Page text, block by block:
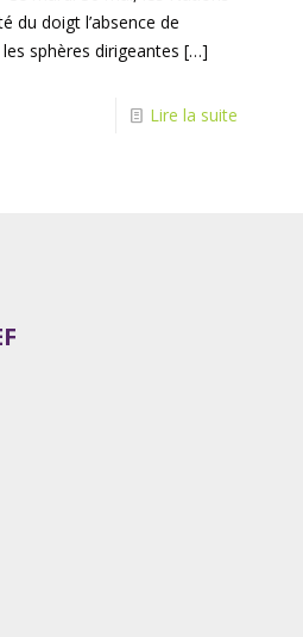
du doigt l’absence de
sphères dirigeantes […]
Lire la suite